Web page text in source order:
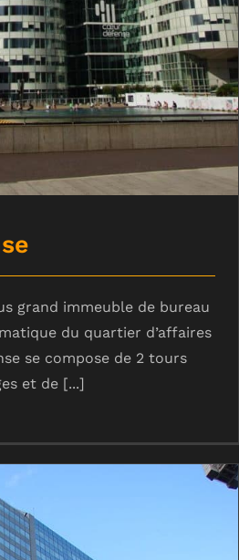
grand immeuble de bureau
du quartier d’affaires
se compose de 2 tours
et de [...]